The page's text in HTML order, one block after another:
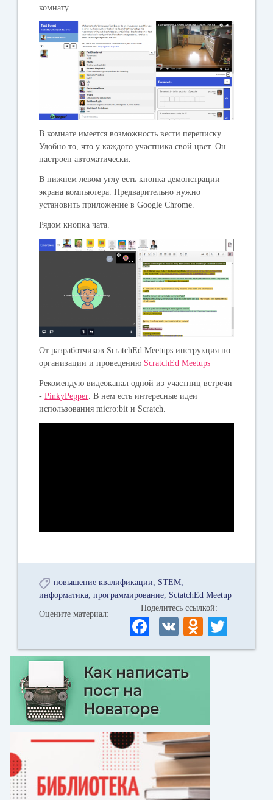
комнату.
В комнате имеется возможность вести переписку.
Удобно то, что у каждого участника свой цвет. Он
настроен автоматически.
В нижнем левом углу есть кнопка демонстрации
экрана компьютера. Предварительно нужно
установить приложение в Google Chrome.
Рядом кнопка чата.
От разработчиков ScratchEd Meetups инструкция по
организации и проведению ScratchEd Meetups
Рекомендую видеоканал одной из участниц встречи
-PinkyPepper. В нем есть интересные идеи
использования micro:bit и Scratch.
повышение квалификации
STEM
информатика программирование SctatchEd Meetup
Оцените материал:
Поделитесь ссылкой:
Fa
ce
bo
ok
V
K
O
dn
ok
ni
ki
wi